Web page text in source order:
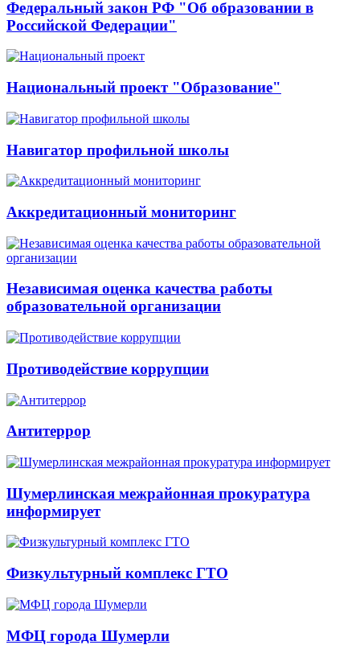
Федеральный закон РФ "Об образовании в
Российской Федерации"
Национальный проект "Образование"
Навигатор профильной школы
Аккредитационный мониторинг
Независимая оценка качества работы
образовательной организации
Противодействие коррупции
Антитеррор
Шумерлинская межрайонная прокуратура
информирует
Физкультурный комплекс ГТО
МФЦ города Шумерли